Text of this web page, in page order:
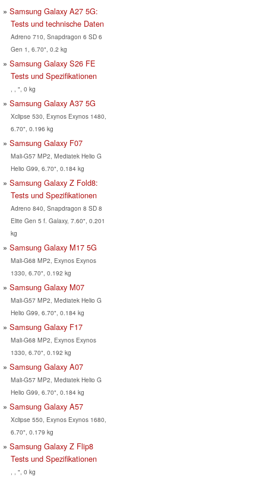
Samsung Galaxy A27 5G:
Tests und technische Daten
Adreno 710, Snapdragon 6 SD 6
Gen 1, 6.70", 0.2 kg
Samsung Galaxy S26 FE
Tests und Spezifikationen
, , ", 0 kg
Samsung Galaxy A37 5G
Xclipse 530, Exynos Exynos 1480,
6.70", 0.196 kg
Samsung Galaxy F07
Mali-G57 MP2, Mediatek Helio G
Helio G99, 6.70", 0.184 kg
Samsung Galaxy Z Fold8:
Tests und Spezifikationen
Adreno 840, Snapdragon 8 SD 8
Elite Gen 5 f. Galaxy, 7.60", 0.201
kg
Samsung Galaxy M17 5G
Mali-G68 MP2, Exynos Exynos
1330, 6.70", 0.192 kg
Samsung Galaxy M07
Mali-G57 MP2, Mediatek Helio G
Helio G99, 6.70", 0.184 kg
Samsung Galaxy F17
Mali-G68 MP2, Exynos Exynos
1330, 6.70", 0.192 kg
Samsung Galaxy A07
Mali-G57 MP2, Mediatek Helio G
Helio G99, 6.70", 0.184 kg
Samsung Galaxy A57
Xclipse 550, Exynos Exynos 1680,
6.70", 0.179 kg
Samsung Galaxy Z Flip8
Tests und Spezifikationen
, , ", 0 kg